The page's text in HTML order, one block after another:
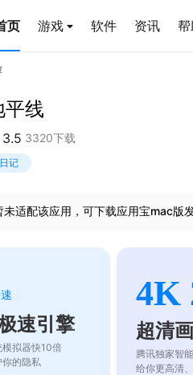
页 游戏 软件 资讯
平线
3.5 3320下载
日记
适配该应用，可下载应用宝mac版
速引擎
拟器快10倍
你的隐私
4K
超清
腾讯独家智
给你更高清